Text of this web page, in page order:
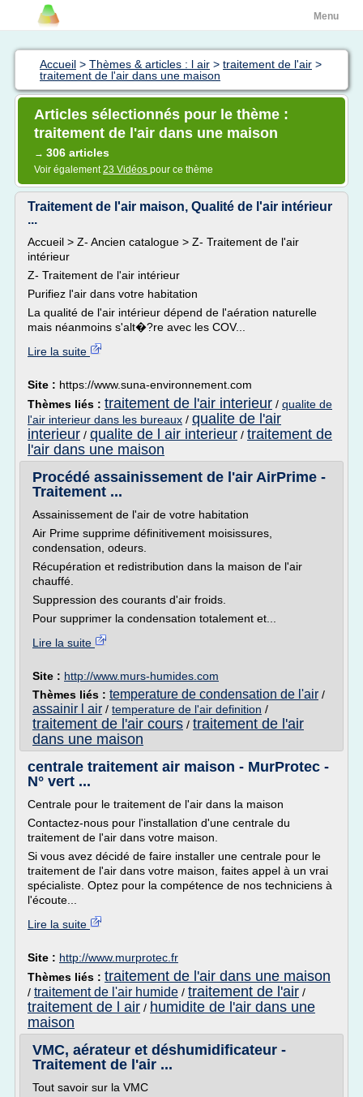
Menu
Accueil > Thèmes & articles : l air > traitement de l'air >
traitement de l'air dans une maison
Articles sélectionnés pour le thème :
traitement de l'air dans une maison
→ 306 articles
Voir également23 Vidéos pour ce thème
Traitement de l'air maison, Qualité de l'air intérieur
...
Accueil > Z- Ancien catalogue > Z- Traitement de l'air
intérieur
Z- Traitement de l'air intérieur
Purifiez l'air dans votre habitation
La qualité de l'air intérieur dépend de l'aération naturelle
mais néanmoins s'alt�?re avec les COV...
Lire la suite
Site : https://www.suna-environnement.com
Thèmes liés : traitement de l'air interieur / qualite de
l'air interieur dans les bureaux / qualite de l'air
interieur / qualite de l air interieur / traitement de
l'air dans une maison
Procédé assainissement de l'air AirPrime -
Traitement ...
Assainissement de l'air de votre habitation
Air Prime supprime définitivement moisissures,
condensation, odeurs.
Récupération et redistribution dans la maison de l'air
chauffé.
Suppression des courants d'air froids.
Pour supprimer la condensation totalement et...
Lire la suite
Site : http://www.murs-humides.com
Thèmes liés : temperature de condensation de l'air /
assainir l air / temperature de l'air definition /
traitement de l'air cours / traitement de l'air
dans une maison
centrale traitement air maison - MurProtec -
N° vert ...
Centrale pour le traitement de l'air dans la maison
Contactez-nous pour l'installation d'une centrale du
traitement de l'air dans votre maison.
Si vous avez décidé de faire installer une centrale pour le
traitement de l'air dans votre maison, faites appel à un vrai
spécialiste. Optez pour la compétence de nos techniciens à
l'écoute...
Lire la suite
Site : http://www.murprotec.fr
Thèmes liés : traitement de l'air dans une maison
/ traitement de l'air humide / traitement de l'air /
traitement de l air / humidite de l'air dans une
maison
VMC, aérateur et déshumidificateur -
Traitement de l'air ...
Tout savoir sur la VMC